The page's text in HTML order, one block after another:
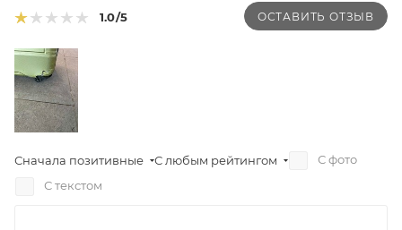
1.0/5 ОСТАВИТЬ ОТЗЫВ
Сначала позитивные С любым рейтингом
С фото
С текстом